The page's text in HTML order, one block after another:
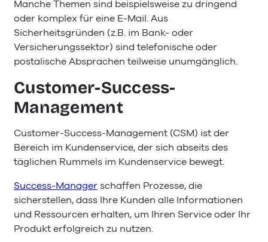
Manche Themen sind beispielsweise zu dringend
oder komplex für eine E-Mail. Aus
Sicherheitsgründen (z.B. im Bank- oder
Versicherungssektor) sind telefonische oder
postalische Absprachen teilweise unumgänglich.
Customer-Success-
Management
Customer-Success-Management (CSM) ist der
Bereich im Kundenservice, der sich abseits des
täglichen Rummels im Kundenservice bewegt.
Success-Manager schaffen Prozesse, die
sicherstellen, dass Ihre Kunden alle Informationen
und Ressourcen erhalten, um Ihren Service oder Ihr
Produkt erfolgreich zu nutzen.